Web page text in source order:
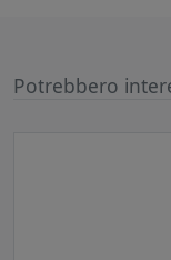
Potrebbero